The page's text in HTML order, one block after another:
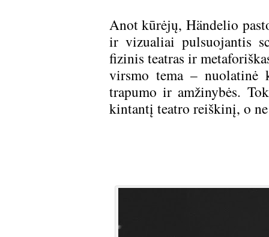
Anot kūrėjų, Händelio
ir vizualiai pulsuojantis
fizinis teatras ir
virsmo tema –
trapumo ir amžinybės.
kintantį teatro reiškinį, o